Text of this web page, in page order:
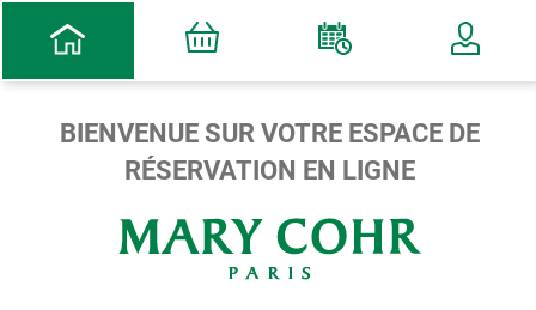
BIENVENUE SUR VOTRE ESPACE DE
RÉSERVATION EN LIGNE